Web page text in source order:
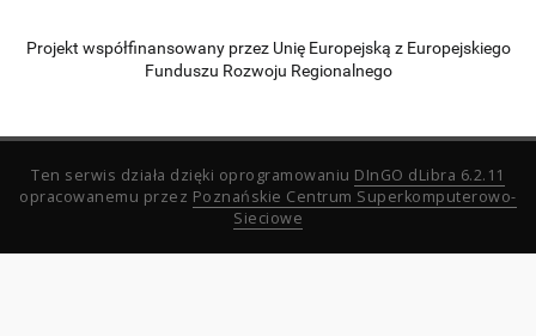
Projekt współfinansowany przez Unię Europejską z Europejskiego
Funduszu Rozwoju Regionalnego
Ten serwis działa dzięki oprogramowaniu DInGO dLibra 6.2.11
opracowanemu przez Poznańskie Centrum Superkomputerowo-
Sieciowe